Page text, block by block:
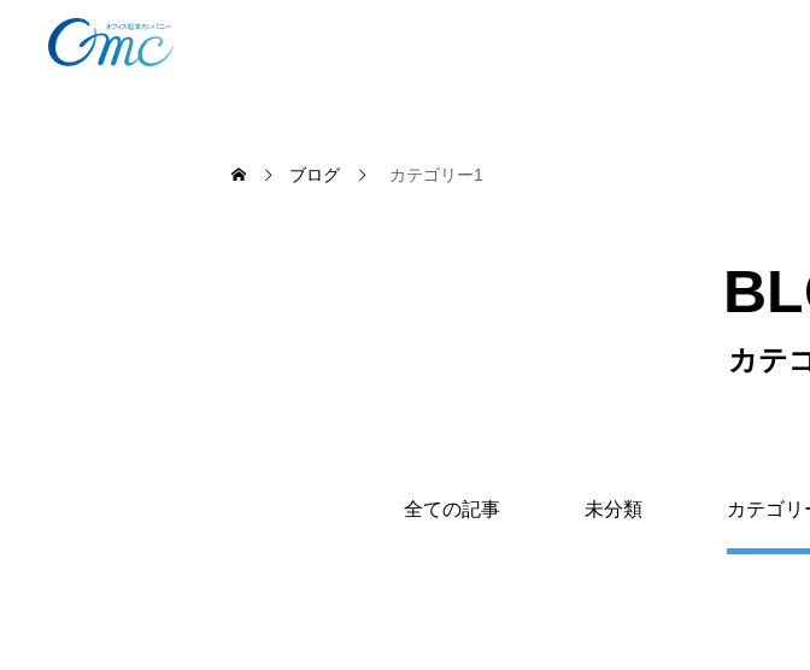
ブログ カテゴリー1
カテ
全ての記事 未分類 カテゴリ